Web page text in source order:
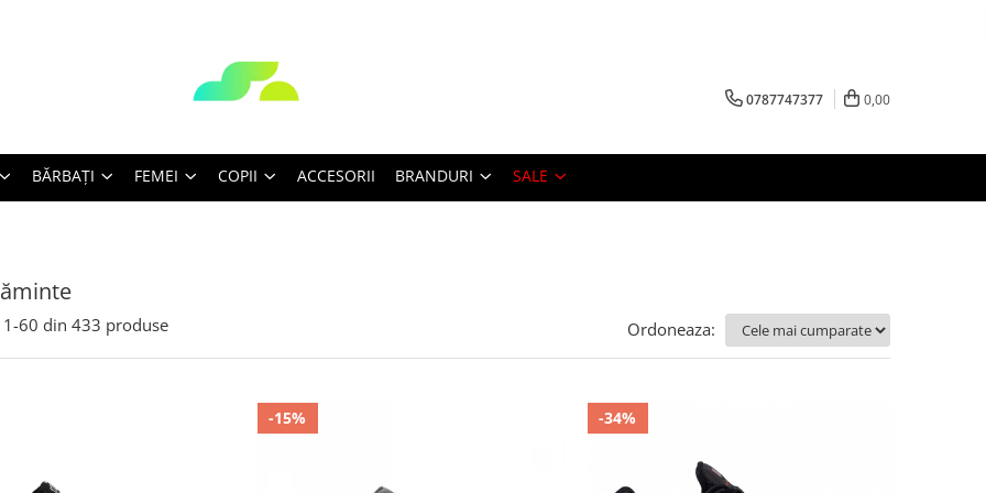
0787747377 0,00
BĂRBAŢI FEMEI COPII ACCESORII BRANDURI SALE
1-60 din 433 produse Ordoneaza:
-15% -34%